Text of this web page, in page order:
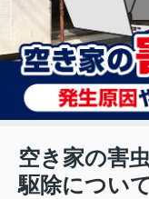
空き家の害
駆除につい